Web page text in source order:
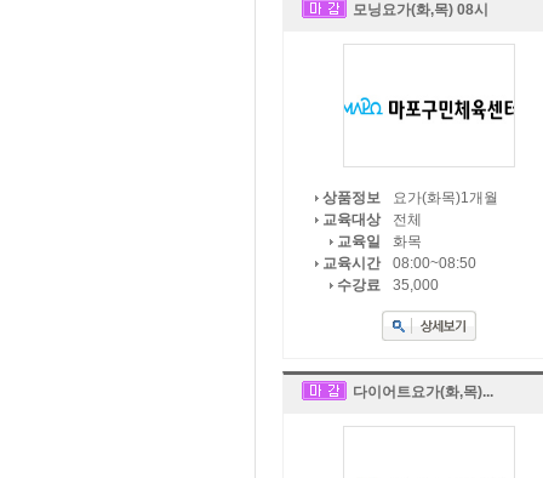
모닝요가(화,목) 08시
상품정보
요가(화목)1개월
교육대상
전체
교육일
화목
교육시간
08:00~08:50
수강료
35,000
다이어트요가(화,목)...